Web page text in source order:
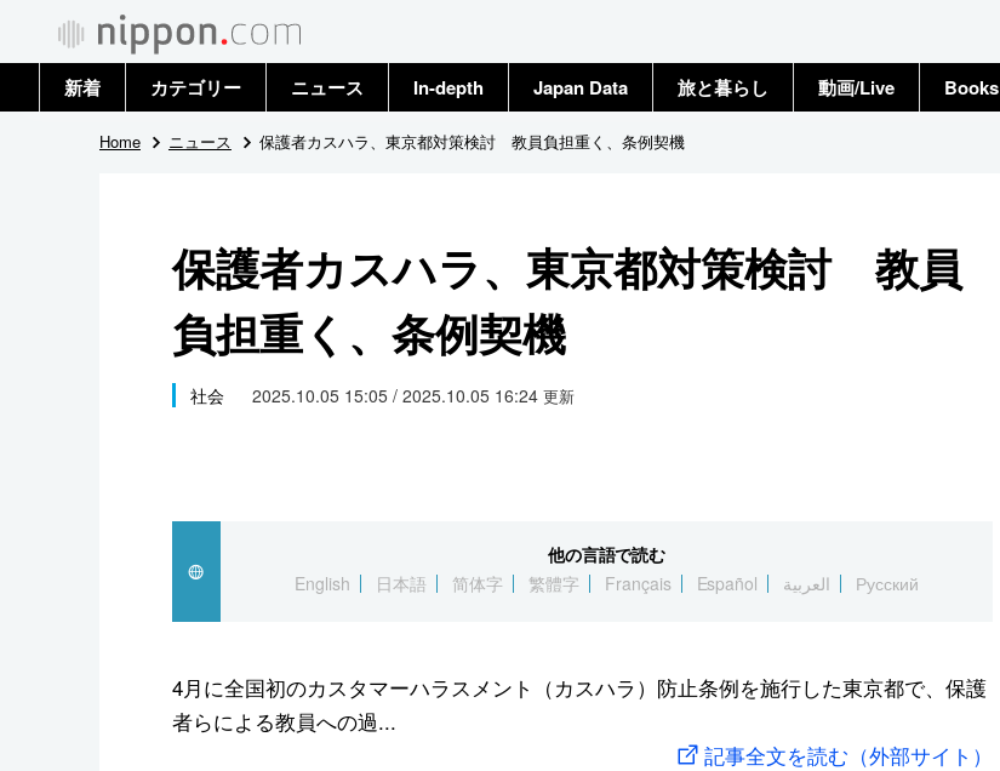
新着 カテゴリー
政治・外交
国際
社会
文化
スポーツ・東京2020
ニュース
トップ
In-depth Japan Data 旅と暮らし 動画/Live Books
Home ニュース 保護者カスハラ、東京都対策検討 教員負担重く、条例契機
保護者カスハラ、東京都対策検討 教員
負担重く、条例契機
社会 2025.10.05 15:05 / 2025.10.05 16:24 更新
他の言語で読む
English
日本語 简体字 繁體字 Français Español العربية Русский
4月に全国初のカスタマーハラスメント（カスハラ）防止条例を施行した東京都で、保護
者らによる教員への過...
記事全文を読む（外部サイト）